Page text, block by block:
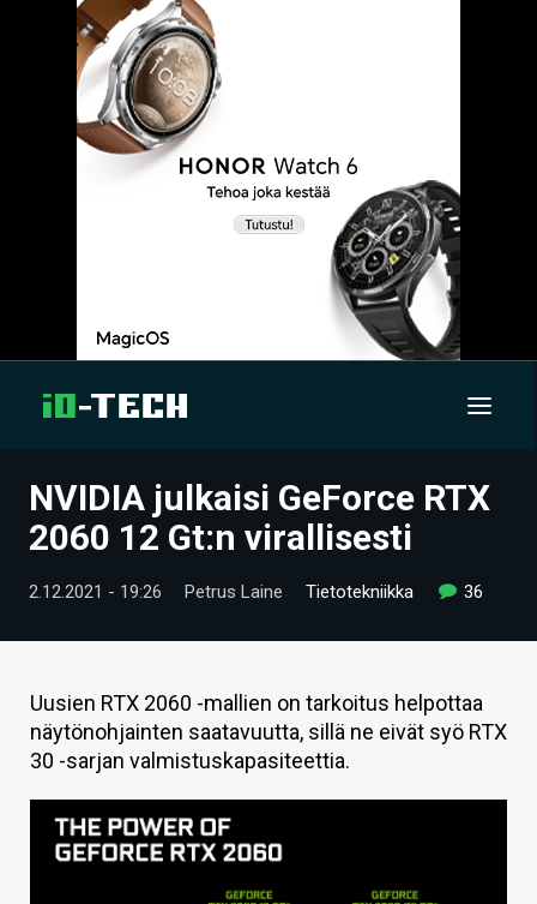
UUTISET
TIETOA
HINTA.FI
KAUPPA
NVIDIA julkaisi GeForce RTX
2060 12 Gt:n virallisesti
2.12.2021 - 19:26 Petrus Laine Tietotekniikka 36
Uusien RTX 2060 -mallien on tarkoitus helpottaa
näytönohjainten saatavuutta, sillä ne eivät syö RTX
30 -sarjan valmistuskapasiteettia.